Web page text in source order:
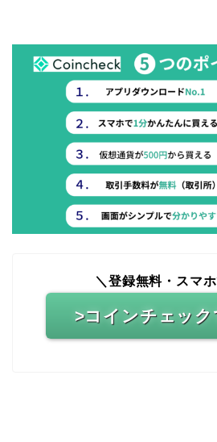
＼登録無料・スマ
>コインチェック